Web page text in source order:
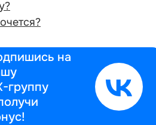
на
группу